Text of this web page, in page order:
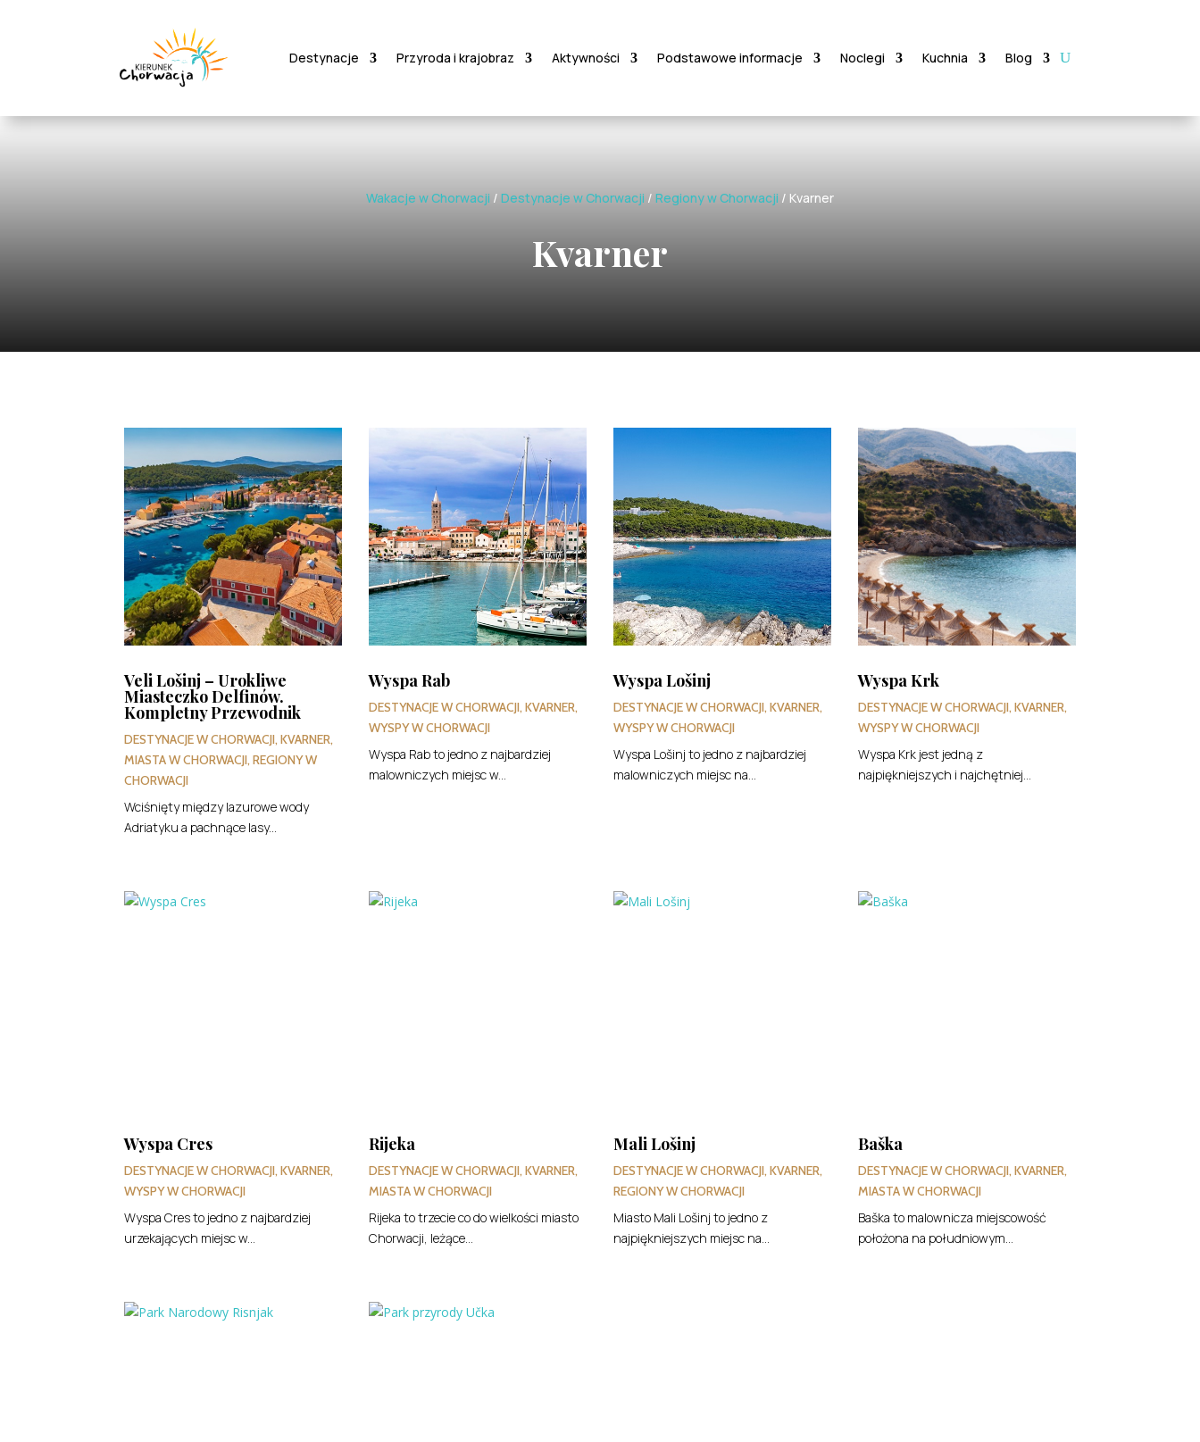
Destynacje Przyroda i krajobraz Aktywności Podstawowe informacje Noclegi Kuchnia Blog
Wakacje w Chorwacji / Destynacje w Chorwacji / Regiony w Chorwacji / Kvarner
Kvarner
Veli Lošinj – Urokliwe
Miasteczko Delfinów.
Kompletny Przewodnik
DESTYNACJE W CHORWACJI,KVARNER,
MIASTA W CHORWACJI,REGIONY W
CHORWACJI
Wciśnięty między lazurowe wody
Adriatyku a pachnące lasy...
Wyspa Rab
DESTYNACJE W CHORWACJI,KVARNER,
WYSPY W CHORWACJI
Wyspa Rab to jedno z najbardziej
malowniczych miejsc w...
Wyspa Lošinj
DESTYNACJE W CHORWACJI,KVARNER,
WYSPY W CHORWACJI
Wyspa Lošinj to jedno z najbardziej
malowniczych miejsc na...
Wyspa Krk
DESTYNACJE W CHORWACJI,KVARNER,
WYSPY W CHORWACJI
Wyspa Krk jest jedną z
najpiękniejszych i najchętniej...
Wyspa Cres
DESTYNACJE W CHORWACJI,KVARNER,
WYSPY W CHORWACJI
Wyspa Cres to jedno z najbardziej
urzekających miejsc w...
Rijeka
DESTYNACJE W CHORWACJI,KVARNER,
MIASTA W CHORWACJI
Rijeka to trzecie co do wielkości miasto
Chorwacji, leżące...
Mali Lošinj
DESTYNACJE W CHORWACJI,KVARNER,
REGIONY W CHORWACJI
Miasto Mali Lošinj to jedno z
najpiękniejszych miejsc na...
Baška
DESTYNACJE W CHORWACJI,KVARNER,
MIASTA W CHORWACJI
Baška to malownicza miejscowość
położona na południowym...